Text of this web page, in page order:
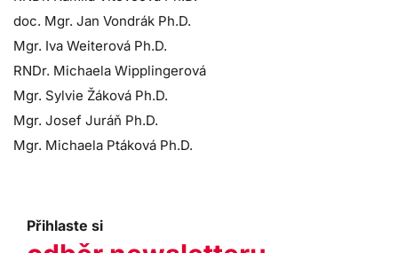
doc. Mgr. Jan Vondrák Ph.D.
Mgr. Iva Weiterová Ph.D.
RNDr. Michaela Wipplingerová
Mgr. Sylvie Žáková Ph.D.
Mgr. Josef Juráň Ph.D.
Mgr. Michaela Ptáková Ph.D.
Přihlaste si